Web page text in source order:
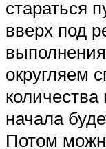
стараться
вверх под
округляем
начала
Потом